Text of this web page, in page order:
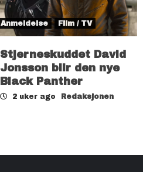
Anmeldelse Film / TV
Stjerneskuddet David
Jonsson blir den nye
Black Panther
2 uker ago Redaksjonen